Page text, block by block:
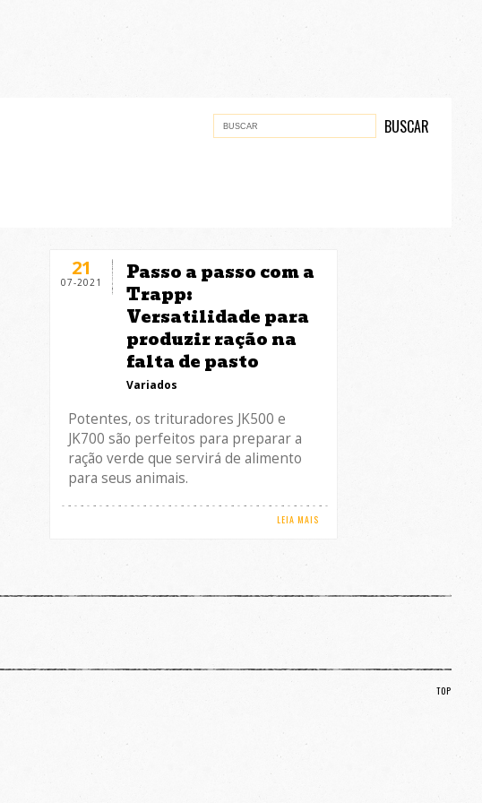
21
07-2021
Passo a passo com a
Trapp:
Versatilidade para
produzir ração na
falta de pasto
Variados
Potentes, os trituradores JK500 e
JK700 são perfeitos para preparar a
ração verde que servirá de alimento
para seus animais.
LEIA MAIS
TOP